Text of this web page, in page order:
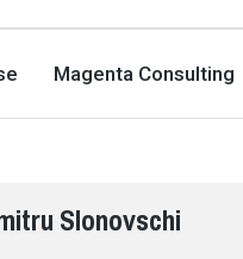
Magenta Consulting
Slonovschi